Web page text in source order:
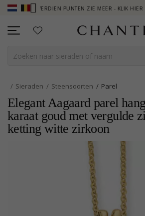
- VERDIEN PUNTEN ZIE MEER - KLIK HIER
Sieraden Steensoorten Parel
Elegant Aagaard parel
karaat goud met vergulde
ketting witte zirkoon